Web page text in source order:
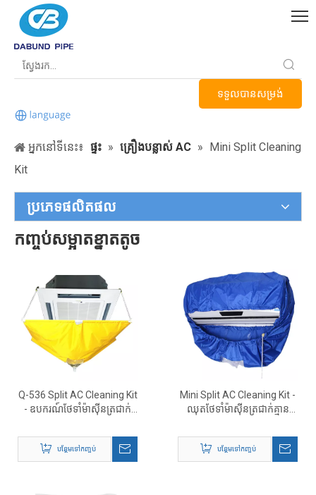
ទទួលបានសម្រង់
អ្នកនៅទីនេះ៖ ផ្ទះ » គ្រឿងបន្លាស់ AC » Mini Split Cleaning
Kit
ប្រភេទផលិតផល
កញ្ចប់សម្អាតខ្នាតតូច
Q-536 Split AC Cleaning Kit
- ឧបករណ៍ថែទាំម៉ាស៊ីនត្រជាក់
បន្ថែមទៅកញ្ចប់
Mini Split AC Cleaning Kit -
ឈុតថែទាំម៉ាស៊ីនត្រជាក់គ្មាន
បន្ថែមទៅកញ្ចប់